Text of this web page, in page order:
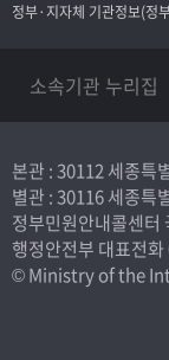
정부·지자체 기관정보(정
소속기관 누리집
본관 : 30112 세종특
별관 : 30116 세종특
정부민원안내콜센터
행정안전부 대표전화
© Ministry of the